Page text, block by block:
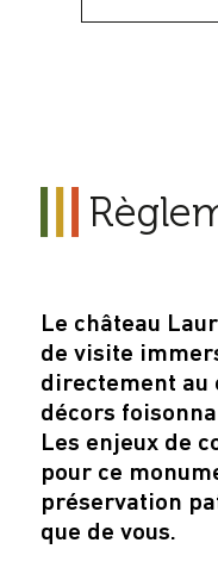
Le château
de visite
directement au
décors
Les enjeux de
pour ce
préservation
que de vous.